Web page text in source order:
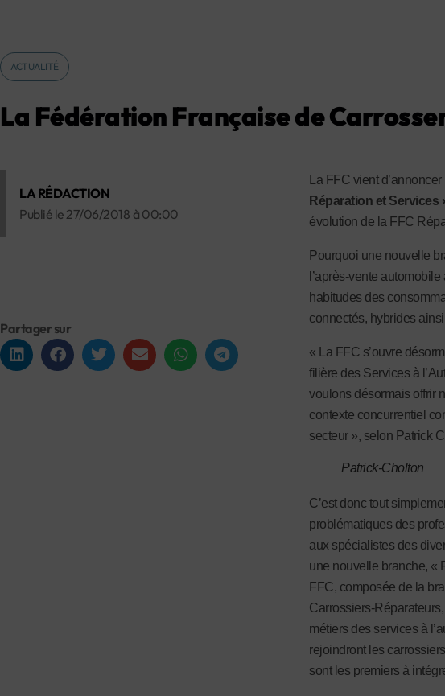
ACTUALITÉ
La Fédération Française de
LA RÉDACTION
Publié le 27/06/2018 à 00:00
Partager sur
La FFC vient
Réparation et Services
évolution de la FFC
Pourquoi une nouvelle
l’après-vente
habitudes des
connectés, hybrides
« La FFC s’ouvre
filière des Services à
voulons désormais offrir
contexte concurrentiel
secteur », selon Patrick
Patrick-Cholton
C’est donc tout
problématiques des
aux spécialistes des
une nouvelle branche, «
FFC, composée de la
Carrossiers-
métiers des services à
rejoindront les
sont les premiers à